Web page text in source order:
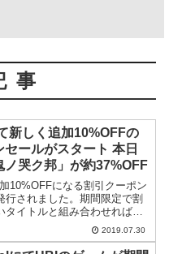
事
新しく追加10%OFFの
セールがスタート 本日
ノ哭ク邦」が約37%OFF
10%OFFになる割引クーポン
行されました。期間限定で割
タイトルと組み合わせればよ
を発揮してくれそうです。
2019.07.30